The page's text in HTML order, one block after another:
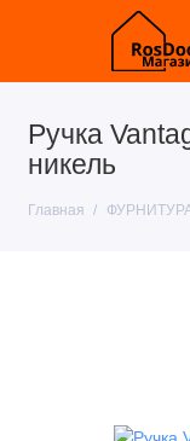
Ручка
никель
Главная